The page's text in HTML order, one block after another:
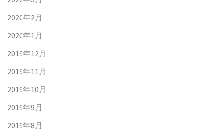
2020年2月
2020年1月
2019年12月
2019年11月
2019年10月
2019年9月
2019年8月